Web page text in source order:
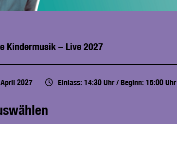
Kindermusik – Live 2027
2027 Einlass: 14:30 Uhr/Beginn: 15:00 Uhr